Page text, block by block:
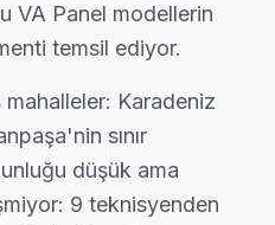
oyun konsolu ve harici
kumanda programlama
ilk açılışından itibaren
Yıllık Bakım
yıllar sorunsuz çalışması
VA Panel modellerin
temsil ediyor.
Karadeniz
sınır
düşük ama
9 teknisyenden